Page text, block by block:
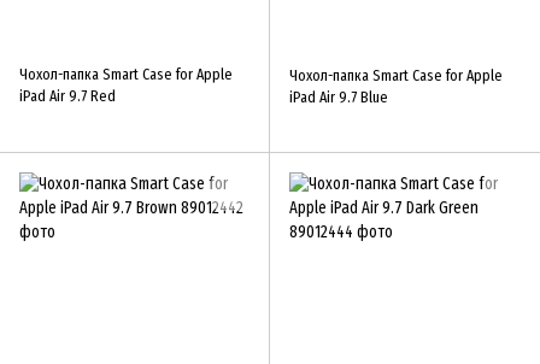
Чохол-папка Smart Case for Apple
iPad Air 9.7 Red
Чохол-папка Smart Case for Apple
iPad Air 9.7 Blue